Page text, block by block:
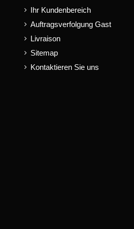
Ihr Kundenbereich
Auftragsverfolgung Gast
Livraison
Sitemap
Kontaktieren Sie uns